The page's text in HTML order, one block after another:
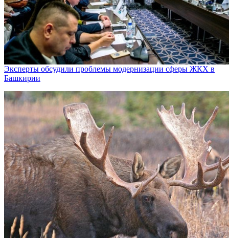
Эксперты обсудили проблемы модернизации сферы ЖКХ в
Башкирии